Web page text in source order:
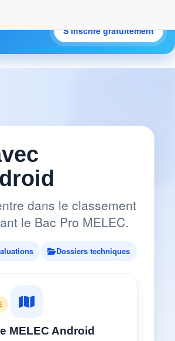
S’inscrire gratuitement
dans le classement
le Bac Pro MELEC.
Dossiers techniques
MELEC Android